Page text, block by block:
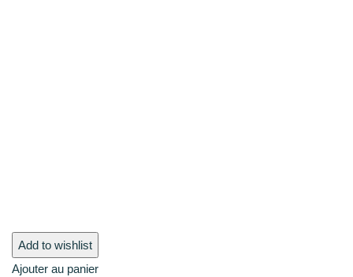
Add to wishlist
Ajouter au panier